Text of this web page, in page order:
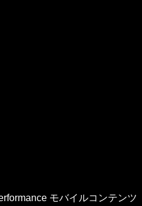
モバイルコンテンツ